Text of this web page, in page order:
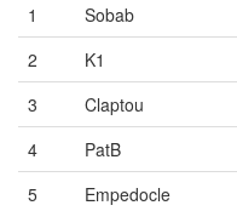
1
Sobab
2
K1
3
Claptou
4
PatB
5
Empedocle